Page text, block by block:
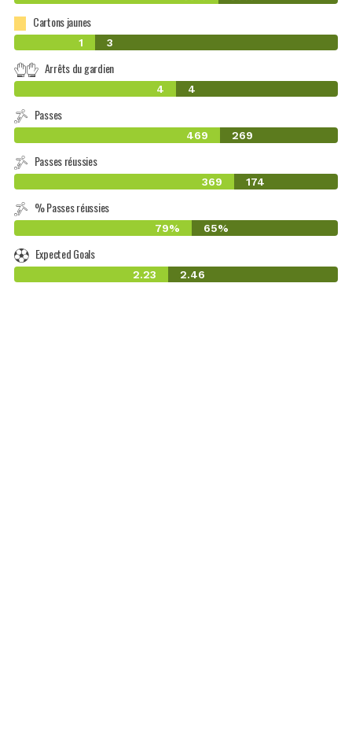
Cartons jaunes
1 3
Arrêts du gardien
4 4
Passes
469 269
Passes réussies
369 174
% Passes réussies
79% 65%
Expected Goals
2.23 2.46